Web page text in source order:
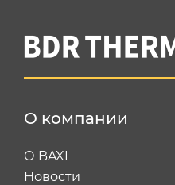
О компании
О BAXI
Новости